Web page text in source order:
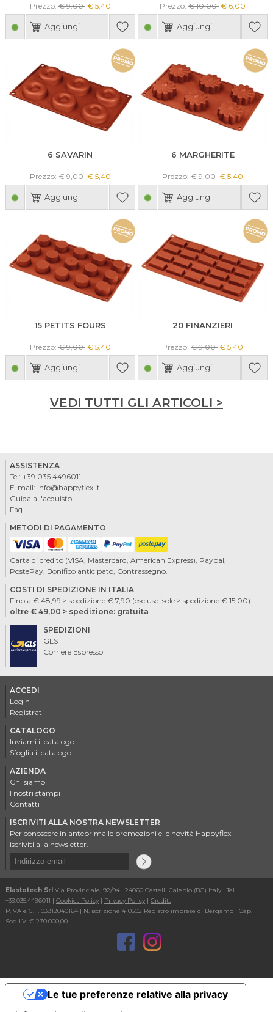
Prezzo: € 9,00 € 5,40
Aggiungi
Prezzo:€ 10,00 € 6,00
Aggiungi
6 SAVARIN
Prezzo: € 9,00 € 5,40
Aggiungi
6 MARGHERITE
Prezzo:€ 9,00 € 5,40
Aggiungi
15 PETITS FOURS
Prezzo: € 9,00 € 5,40
Aggiungi
20 FINANZIERI
Prezzo:€ 9,00 € 5,40
Aggiungi
VEDI TUTTI GLI ARTICOLI >
ASSISTENZA
Tel: +39.035.4496011
E-mail: info@happyflex.it
Guida all'acquisto
Faq
METODI DI PAGAMENTO
Carta di credito (VISA, Mastercard, American Express), Paypal,
PostePay, Bonifico anticipato, Contrassegno.
COSTI DI SPEDIZIONE IN ITALIA
Fino a € 48,99 > spedizione € 7,90 (escluse isole > spedizione € 15,00)
oltre € 49,00 > spedizione: gratuita
SPEDIZIONI
GLS
Corriere Espresso
ACCEDI
Login
Registrati
CATALOGO
Inviami il catalogo
Sfoglia il catalogo
AZIENDA
Chi siamo
I nostri stampi
Contatti
ISCRIVITI ALLA NOSTRA NEWSLETTER
Per conoscere in anteprima le promozioni e le novità Happyflex
iscriviti alla newsletter.
Elastotech SrlVia Provinciale, 92/94 | 24060 Castelli Calepio (BG) Italy | Tel
+39.035.4496011 | Cookies Policy| Privacy Policy| Credits
P.IVA e C.F. 03812040164 | N. iscrizione 410502 Registro imprese di Bergamo | Cap.
Soc. I.V. € 270.000,00
Le tue preferenze relative alla privacy